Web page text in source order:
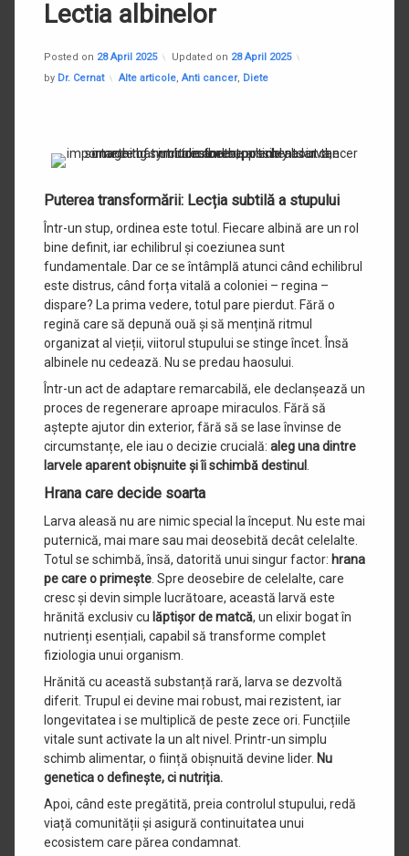
Lectia albinelor
Posted on 28 April 2025 Updated on 28 April 2025
by Dr. Cernat Categories:
Alte articole, Anti cancer, Diete
Puterea transformării: Lecția subtilă a stupului
Într-un stup, ordinea este totul. Fiecare albină are un rol
bine definit, iar echilibrul și coeziunea sunt
fundamentale. Dar ce se întâmplă atunci când echilibrul
este distrus, când forța vitală a coloniei – regina –
dispare? La prima vedere, totul pare pierdut. Fără o
regină care să depună ouă și să mențină ritmul
organizat al vieții, viitorul stupului se stinge încet. Însă
albinele nu cedează. Nu se predau haosului.
Într-un act de adaptare remarcabilă, ele declanșează un
proces de regenerare aproape miraculos. Fără să
aștepte ajutor din exterior, fără să se lase învinse de
circumstanțe, ele iau o decizie crucială: aleg una dintre
larvele aparent obișnuite și îi schimbă destinul
Hrana care decide soarta
Larva aleasă nu are nimic special la început. Nu este mai
puternică, mai mare sau mai deosebită decât celelalte.
Totul se schimbă, însă, datorită unui singur factor: hrana
pe care o primește . Spre deosebire de celelalte, care
cresc și devin simple lucrătoare, această larvă este
hrănită exclusiv cu lăptișor de matcă, un elixir bogat în
nutrienți esențiali, capabil să transforme complet
fiziologia unui organism.
Hrănită cu această substanță rară, larva se dezvoltă
diferit. Trupul ei devine mai robust, mai rezistent, iar
longevitatea i se multiplică de peste zece ori. Funcțiile
vitale sunt activate la un alt nivel. Printr-un simplu
schimb alimentar, o ființă obișnuită devine lider. Nu
genetica o definește, ci nutriția.
Apoi, când este pregătită, preia controlul stupului, redă
viață comunității și asigură continuitatea unui
ecosistem care părea condamnat.